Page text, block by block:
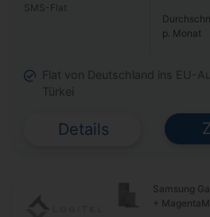
SMS-Flat
p. Monat
Flat von Deutschland ins EU-
Türkei
Details
Samsung
+